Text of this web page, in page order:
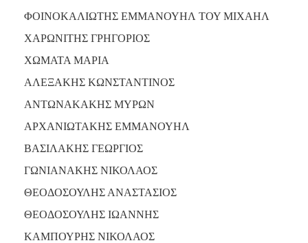
ΑΝΘΕΚΤΙΚΗ
ΠΟΛΗ
ΦΟΙΝΟΚΑΛΙΩΤΗΣ ΕΜΜΑΝΟΥΗΛ ΤΟΥ ΜΙΧΑΗΛ
ΧΑΡΩΝΙΤΗΣ ΓΡΗΓΟΡΙΟΣ
ΧΩΜΑΤΑ ΜΑΡΙΑ
ΑΛΕΞΑΚΗΣ ΚΩΝΣΤΑΝΤΙΝΟΣ
ΑΝΤΩΝΑΚΑΚΗΣ ΜΥΡΩΝ
ΑΡΧΑΝΙΩΤΑΚΗΣ ΕΜΜΑΝΟΥΗΛ
ΒΑΣΙΛΑΚΗΣ ΓΕΩΡΓΙΟΣ
ΓΩΝΙΑΝΑΚΗΣ ΝΙΚΟΛΑΟΣ
ΘΕΟΔΟΣΟΥΛΗΣ ΑΝΑΣΤΑΣΙΟΣ
ΘΕΟΔΟΣΟΥΛΗΣ ΙΩΑΝΝΗΣ
ΚΑΜΠΟΥΡΗΣ ΝΙΚΟΛΑΟΣ